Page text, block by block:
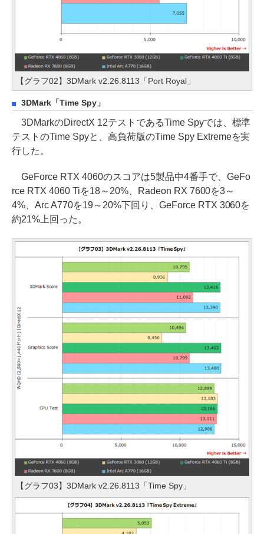
【グラフ02】3DMark v2.26.8113「Port Royal」
3DMark「Time Spy」
3DMarkのDirectX 12テストであるTime Spyでは、標準
テストのTime Spyと、高負荷版のTime Spy Extremeを実
行した。
GeForce RTX 4060のスコアは5製品中4番手で、GeFo
rce RTX 4060 Tiを18～20%、Radeon RX 7600を3～
4%、Arc A770を19～20%下回り、GeForce RTX 3060を
約21%上回った。
【グラフ03】3DMark v2.26.8113「Time Spy」